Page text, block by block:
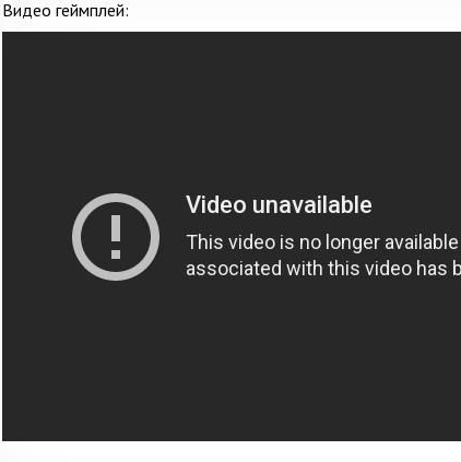
Видео геймплей: